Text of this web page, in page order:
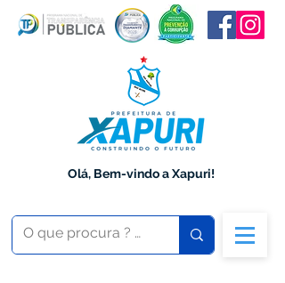
Olá, Bem-vindo a Xapuri!